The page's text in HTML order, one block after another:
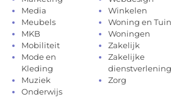
Media
Meubels
MKB
Mobiliteit
Mode en
Kleding
Muziek
Onderwijs
Winkelen
Woning en Tuin
Woningen
Zakelijk
Zakelijke
dienstverlening
Zorg